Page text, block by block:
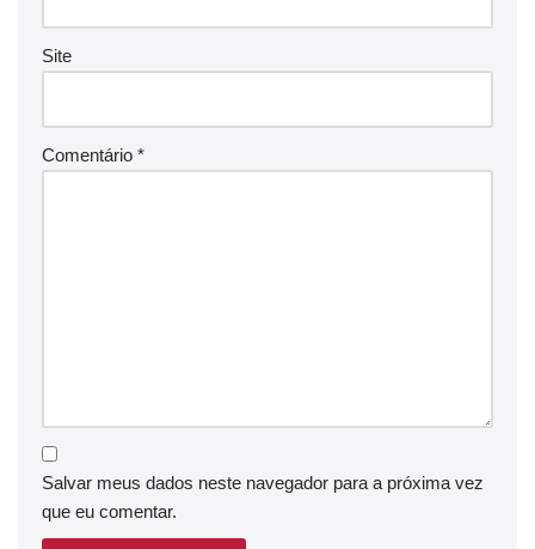
Site
Comentário *
Salvar meus dados neste navegador para a próxima vez
que eu comentar.